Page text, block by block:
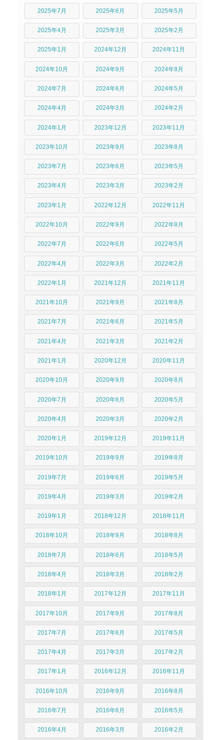
2025年7月 2025年6月 2025年5月
2025年4月 2025年3月 2025年2月
2025年1月 2024年12月 2024年11月
2024年10月 2024年9月 2024年8月
2024年7月 2024年6月 2024年5月
2024年4月 2024年3月 2024年2月
2024年1月 2023年12月 2023年11月
2023年10月 2023年9月 2023年8月
2023年7月 2023年6月 2023年5月
2023年4月 2023年3月 2023年2月
2023年1月 2022年12月 2022年11月
2022年10月 2022年9月 2022年8月
2022年7月 2022年6月 2022年5月
2022年4月 2022年3月 2022年2月
2022年1月 2021年12月 2021年11月
2021年10月 2021年9月 2021年8月
2021年7月 2021年6月 2021年5月
2021年4月 2021年3月 2021年2月
2021年1月 2020年12月 2020年11月
2020年10月 2020年9月 2020年8月
2020年7月 2020年6月 2020年5月
2020年4月 2020年3月 2020年2月
2020年1月 2019年12月 2019年11月
2019年10月 2019年9月 2019年8月
2019年7月 2019年6月 2019年5月
2019年4月 2019年3月 2019年2月
2019年1月 2018年12月 2018年11月
2018年10月 2018年9月 2018年8月
2018年7月 2018年6月 2018年5月
2018年4月 2018年3月 2018年2月
2018年1月 2017年12月 2017年11月
2017年10月 2017年9月 2017年8月
2017年7月 2017年6月 2017年5月
2017年4月 2017年3月 2017年2月
2017年1月 2016年12月 2016年11月
2016年10月 2016年9月 2016年8月
2016年7月 2016年6月 2016年5月
2016年4月 2016年3月 2016年2月